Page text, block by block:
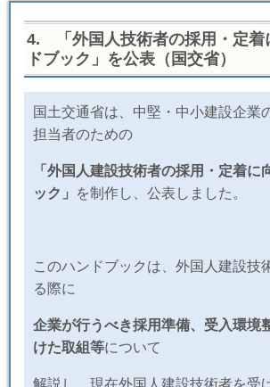
4.
「外国人技術者の採用・定
ドブック」を公表（国交省）
国土交通省は、中堅・中小建設企業
担当者のための
「外国人建設技術者の採用・定着に
ック」
を制作し、公表しました。
このハンドブックは、外国人建設技
る際に
企業が行うべき採用準備、受入環境
けた取組等について
解説し、現在外国人建設技術者を受